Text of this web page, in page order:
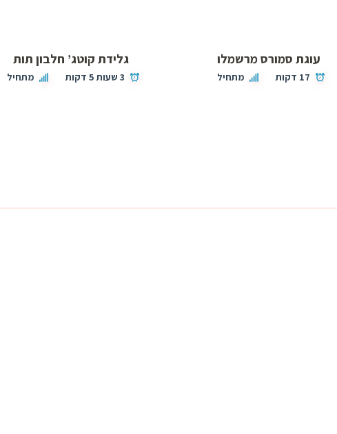
עוגת סמורס מרשמלו
17 דקות מתחיל
גלידת קוטג’ חלבון תות
3 שעות 5 דקות מתחיל